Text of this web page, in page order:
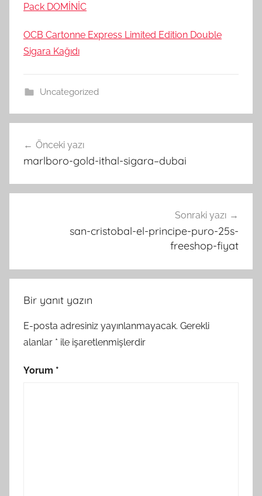
Pack DOMİNİC
OCB Cartonne Express Limited Edition Double
Sigara Kağıdı
Uncategorized
gezinmesi
Önceki yazı
marlboro-gold-ithal-sigara–dubai
Sonraki yazı
san-cristobal-el-principe-puro-25s-
freeshop-fiyat
Bir yanıt yazın
E-posta adresiniz yayınlanmayacak. Gerekli
alanlar * ile işaretlenmişlerdir
Yorum *